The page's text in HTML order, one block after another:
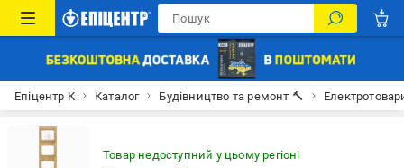
Епіцентр К Каталог Будівництво та ремонт 🔨
Товар недоступний у цьому регіоні